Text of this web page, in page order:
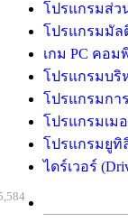
โปรแกรมส่ว
โปรแกรมมัล
เกม PC คอม
โปรแกรมบริ
โปรแกรมกา
โปรแกรมเม
โปรแกรมยูทิ
ไดร์เวอร์